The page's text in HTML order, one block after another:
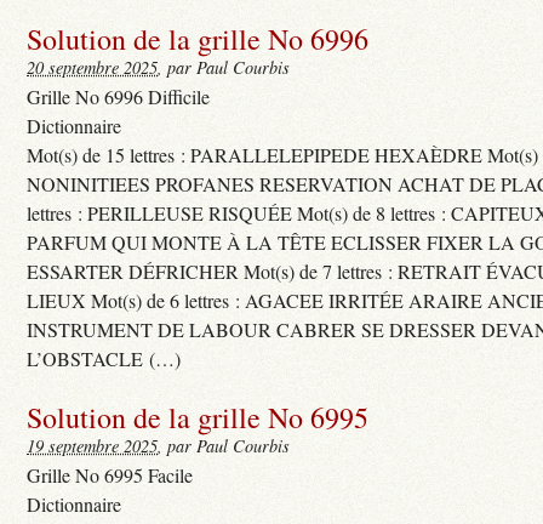
Solution de la grille No 6996
20 septembre 2025, par Paul Courbis
Grille No 6996 Difficile
Dictionnaire
Mot(s) de 15 lettres : PARALLELEPIPEDE HEXAÈDRE Mot(s)
NONINITIEES PROFANES RESERVATION ACHAT DE
lettres : PERILLEUSE RISQUÉE Mot(s) de 8 lettres :
PARFUM QUI MONTE À LA TÊTE ECLISSER FIXER LA
ESSARTER DÉFRICHER Mot(s) de 7 lettres : RETRAIT
LIEUX Mot(s) de 6 lettres : AGACEE IRRITÉE ARAIRE
INSTRUMENT DE LABOUR CABRER SE DRESSER
L’OBSTACLE (…)
Solution de la grille No 6995
19 septembre 2025, par Paul Courbis
Grille No 6995 Facile
Dictionnaire